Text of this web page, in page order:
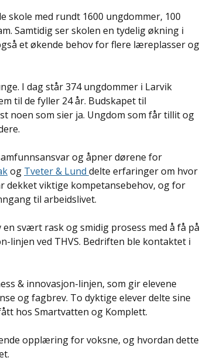
skole med rundt 1600 ungdommer, 100
Samtidig ser skolen en tydelig økning i
et økende behov for flere læreplasser og
I dag står 374 ungdommer i Larvik
til de fyller 24 år. Budskapet til
noen som sier ja. Ungdom som får tillit og
og åpner dørene for
og Tveter & Lund delte erfaringer om hvor
dekket viktige kompetansebehov, og for
til arbeidslivet.
svært rask og smidig prosess med å få på
linjen ved THVS. Bedriften ble kontaktet i
& innovasjon-linjen, som gir elevene
og fagbrev. To dyktige elever delte sine
hos Smartvatten og Komplett.
opplæring for voksne, og hvordan dette